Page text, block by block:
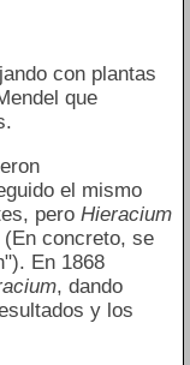
con plantas
que
el mismo
pero Hieracium
concreto, se
En 1868
, dando
y los